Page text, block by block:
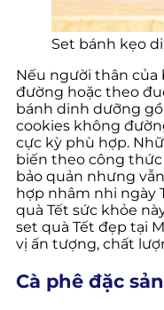
Set bánh kẹo
Nếu người thân của
đường hoặc theo
bánh dinh dưỡng
cookies không
cực kỳ phù hợp.
biến theo công
bảo quản nhưng
hợp nhâm nhi ngày
quà Tết sức khỏe
set quà Tết đẹp tại
vị ấn tượng, chất
Cà phê đặc sản